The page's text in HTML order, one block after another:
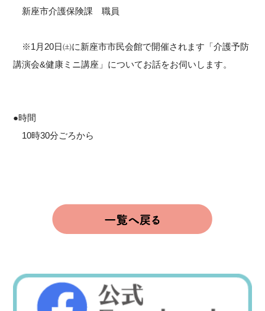
新座市介護保険課 職員
※1月20日㈯に新座市市民会館で開催されます「介護予防
講演会&健康ミニ講座」についてお話をお伺いします。
●時間
10時30分ごろから